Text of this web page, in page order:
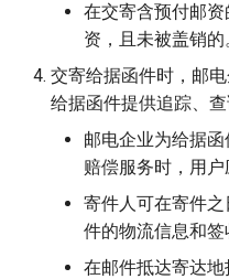
在交寄含预付邮
资，且未被盖销的
交寄给据函件时，邮
给据函件提供追踪、
邮电企业为给据
赔偿服务时，用户
寄件人可在寄件
件的物流信息和签
在邮件抵达寄达